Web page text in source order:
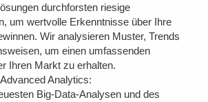
durchforsten riesige
um wertvolle Erkenntnisse über Ihre
Wir analysieren Muster, Trends
um einen umfassenden
Ihren Markt zu erhalten.
Analytics:
Big-Data-Analysen und des